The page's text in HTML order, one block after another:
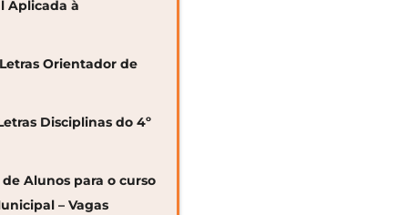
Aplicada à
Orientador de
Disciplinas do 4º
de Alunos para o curso
– Vagas